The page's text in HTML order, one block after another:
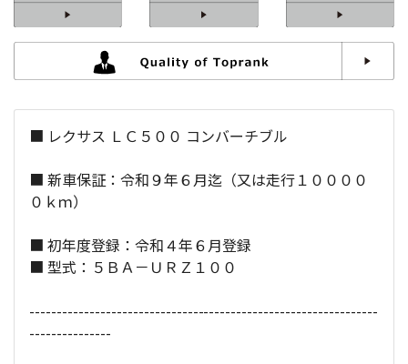
修復歴：
中古車
総排気量：5,000cc
■ レクサス ＬＣ５００ コンバーチブル
■ 新車保証：令和９年６月迄（又は走行１００００
０ｋｍ）
■ 初年度登録：令和４年６月登録
■ 型式：５ＢＡ－ＵＲＺ１００
----------------------------------------------------------------
---------------